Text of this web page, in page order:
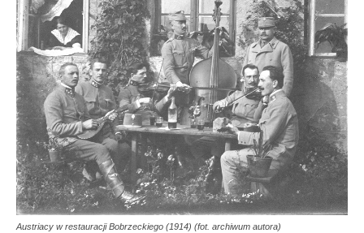
Austriacy w restauracji Bobrzeckiego (1914) (fot. archiwum autora)